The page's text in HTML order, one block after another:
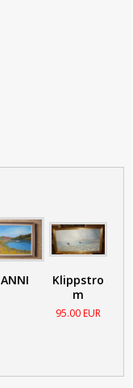
ANNI
Klippstro
m
95.00 EUR